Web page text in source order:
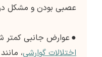
عصبی بودن و مشکل
●عوارض جانبی
اختلالات گوارشی،